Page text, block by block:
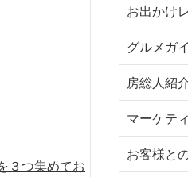
３つ集めてお
お出かけ
グルメガ
房総人紹
マーケテ
お客様と